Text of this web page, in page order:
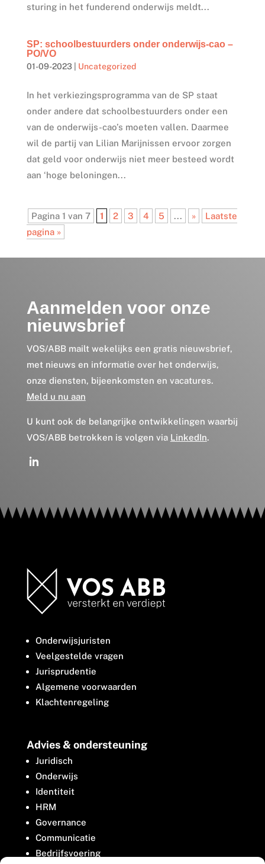
sturing in het funderend onderwijs meldt...
SP: schoolbestuurders onder onderwijs-cao –
PO/VO
01-09-2023| Uncategorized
In het verkiezingsprogramma van de SP staat
onder andere dat schoolbestuurders onder een
van de onderwijs-cao’s moeten vallen. Daarmee
wil de partij van Lilian Marijnissen ervoor zorgen
dat geld voor onderwijs niet meer besteed wordt
aan ‘hoge beloningen...
Pagina 1 van 7 1 2 3 4 5 ... »
Laatste
pagina »
Aanmelden voor onze
nieuwsbrief
VOS/ABB mailt wekelijks een gratis nieuwsbrief,
met nieuws en informatie over het onderwijs,
onze diensten, bijeenkomsten en vacatures.
Meld u nu aan
U kunt ook de belangrijke ontwikkelingen waarbij
VOS/ABB betrokken is volgen via LinkedIn.
Onderwijsjuristen
Veelgestelde vragen
Jurisprudentie
Algemene voorwaarden
Klachtenregeling
Advies & ondersteuning
Juridisch
Onderwijs
Identiteit
HRM
Governance
Communicatie
Bedrijfsvoering